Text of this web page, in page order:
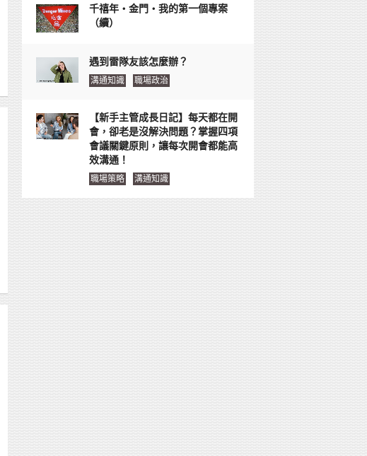
千禧年‧金門‧我的第一個專案
（續）
遇到雷隊友該怎麼辦？
溝通知識 職場政治
【新手主管成長日記】每天都在開
會，卻老是沒解決問題？掌握四項
會議關鍵原則，讓每次開會都能高
效溝通！
職場策略 溝通知識